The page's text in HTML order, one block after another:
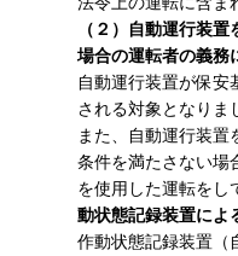
（２）自動運行装
場合の運転者の義務
自動運行装置が保安
される対象となりま
また、自動運行装
条件を満たさない場
を使用した運転をし
動状態記録装置によ
作動状態記録装置（